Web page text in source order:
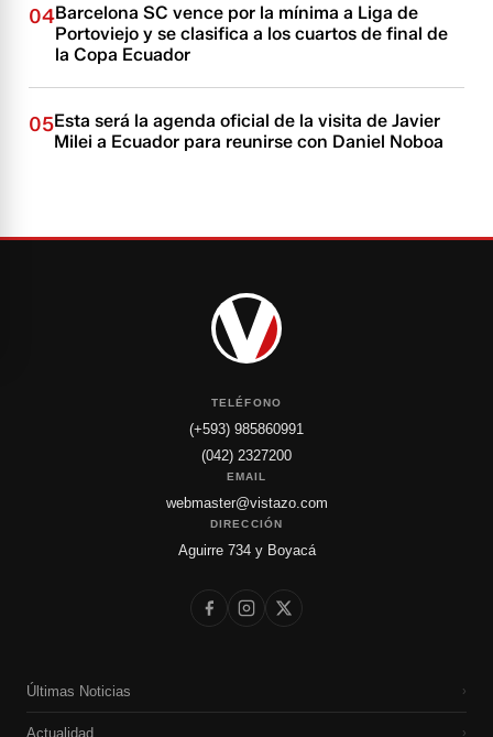
04Barcelona SC vence por la mínima a Liga de
Portoviejo y se clasifica a los cuartos de final de
la Copa Ecuador
05Esta será la agenda oficial de la visita de Javier
Milei a Ecuador para reunirse con Daniel Noboa
TELÉFONO
(+593) 985860991
(042) 2327200
EMAIL
webmaster@vistazo.com
DIRECCIÓN
Aguirre 734 y Boyacá
Últimas Noticias ›
Actualidad ›